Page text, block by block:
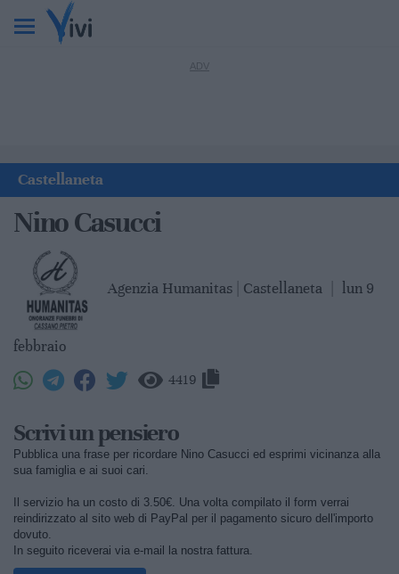
Castellaneta
Nino Casucci
Agenzia Humanitas | Castellaneta lun 9
febbraio
4419
Scrivi un pensiero
Pubblica una frase per ricordare Nino Casucci ed esprimi vicinanza alla
sua famiglia e ai suoi cari.
Il servizio ha un costo di 3.50€. Una volta compilato il form verrai
reindirizzato al sito web di PayPal per il pagamento sicuro dell'importo
dovuto.
In seguito riceverai via e-mail la nostra fattura.